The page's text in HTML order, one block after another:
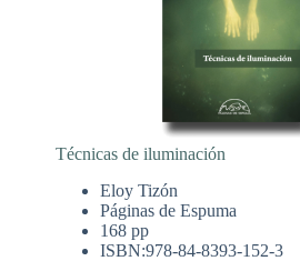
Técnicas de iluminación
Eloy Tizón
Páginas de Espuma
168 pp
ISBN:978-84-8393-152-3